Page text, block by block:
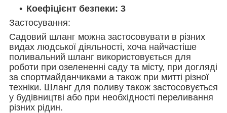
Коефіцієнт безпеки: 3
Застосування:
Садовий шланг можна застосовувати в різних
видах людської діяльності, хоча найчастіше
поливальний шланг використовується для
роботи при озелененні саду та місту, при догляді
за спортмайданчиками а також при митті різної
техніки. Шланг для поливу також застосовується
у будівництві або при необхідності переливання
різних рідин.